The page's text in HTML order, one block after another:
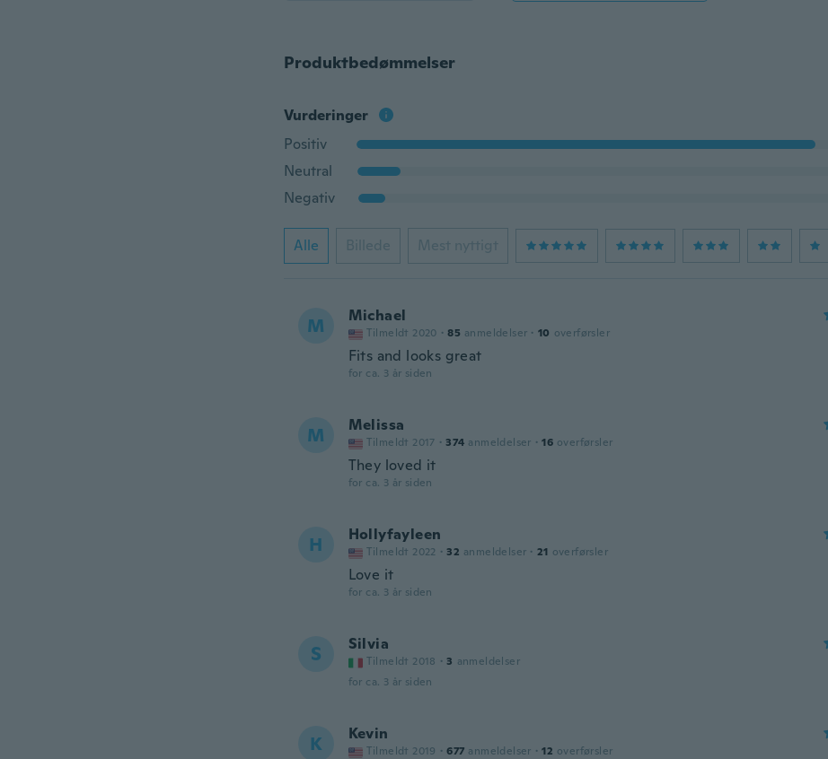
Produktbedømmelser
Vurderinger
Positiv
Neutral
Negativ
Alle Billede Mest nyttigt
M Michael
Tilmeldt 2020 · 85 anmeldelser · 10 overførsler
Fits and looks great
for ca. 3 år siden
M Melissa
Tilmeldt 2017 · 374 anmeldelser · 16 overførsler
They loved it
for ca. 3 år siden
H Hollyfayleen
Tilmeldt 2022 · 32 anmeldelser · 21 overførsler
Love it
for ca. 3 år siden
S Silvia
Tilmeldt 2018 · 3 anmeldelser
for ca. 3 år siden
K Kevin
Tilmeldt 2019 · 677 anmeldelser · 12 overførsler